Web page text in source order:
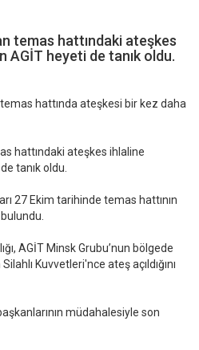
temas hattındaki ateşkes
AGİT heyeti de tanık oldu.
hattında ateşkesi bir kez daha
hattındaki ateşkes ihlaline
tanık oldu.
27 Ekim tarihinde temas hattının
AGİT Minsk Grubu’nun bölgede
Kuvvetleri'nce ateş açıldığını
müdahalesiyle son